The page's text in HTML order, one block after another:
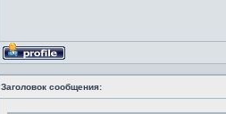
Профиль
Заголовок сообщения: